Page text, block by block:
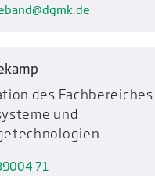
dgmk.de
des Fachbereiches
und
71